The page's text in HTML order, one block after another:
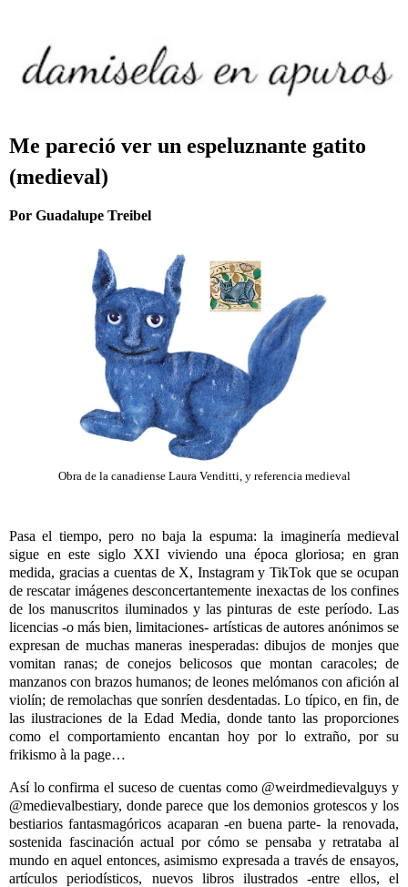
Me pareció ver un espeluznante gatito
(medieval)
Por Guadalupe Treibel
Obra de la canadiense Laura Venditti, y referencia medieval
Pasa el tiempo, pero no baja la espuma: la imaginería medieval
sigue en este siglo XXI viviendo una época gloriosa; en gran
medida, gracias a cuentas de X, Instagram y TikTok que se ocupan
de rescatar imágenes desconcertantemente inexactas de los confines
de los manuscritos iluminados y las pinturas de este período. Las
licencias -o más bien, limitaciones- artísticas de autores anónimos se
expresan de muchas maneras inesperadas: dibujos de monjes que
vomitan ranas; de conejos belicosos que montan caracoles; de
manzanos con brazos humanos; de leones melómanos con afición al
violín; de remolachas que sonríen desdentadas. Lo típico, en fin, de
las ilustraciones de la Edad Media, donde tanto las proporciones
como el comportamiento encantan hoy por lo extraño, por su
frikismo à la page…
Así lo confirma el suceso de cuentas como @weirdmedievalguys y
@medievalbestiary, donde parece que los demonios grotescos y los
bestiarios fantasmagóricos acaparan -en buena parte- la renovada,
sostenida fascinación actual por cómo se pensaba y retrataba al
mundo en aquel entonces, asimismo expresada a través de ensayos,
artículos periodísticos, nuevos libros ilustrados -entre ellos, el